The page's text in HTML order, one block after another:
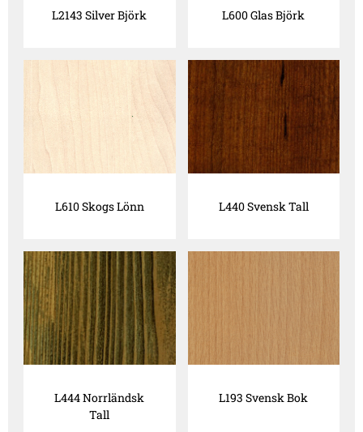
L2143 Silver Björk L600 Glas Björk
L610 Skogs Lönn L440 Svensk Tall
L444 Norrländsk
Tall
L193 Svensk Bok